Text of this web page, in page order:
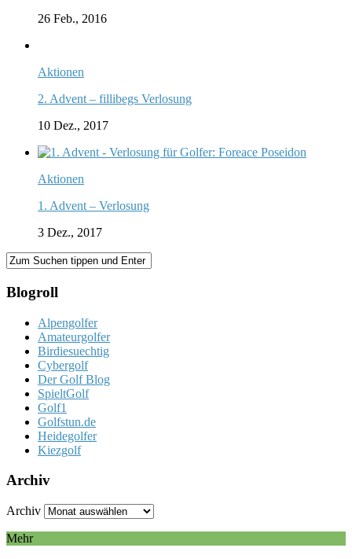
26 Feb., 2016
Aktionen
2. Advent – fillibegs Verlosung
10 Dez., 2017
Aktionen
1. Advent – Verlosung
3 Dez., 2017
Blogroll
Alpengolfer
Amateurgolfer
Birdiesuechtig
Cybergolf
Der Golf Blog
SpieltGolf
Golf1
Golfstun.de
Heidegolfer
Kiezgolf
Archiv
Archiv
Mehr